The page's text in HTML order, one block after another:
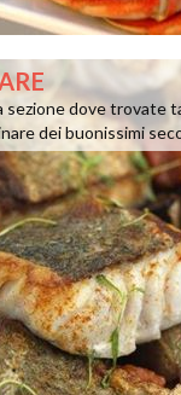
sezione dove trovate
dei buonissimi